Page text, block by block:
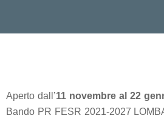
Aperto dall’11 novembre al 22
Bando PR FESR 2021-2027